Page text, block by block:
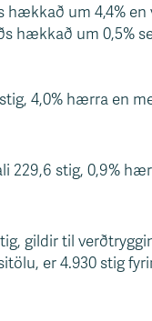
um 4,4%
hækkað um 0,5%
4,0% hærra en
229,6 stig, 0,9%
gildir til
er 4.930 stig